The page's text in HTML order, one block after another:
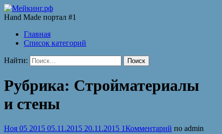
Hand Made портал #1
Главная
Список категорий
Найти:
Рубрика: Стройматериалы
и стены
Ноя 05 2015 05.11.2015 20.11.2015 1Комментарий по admin